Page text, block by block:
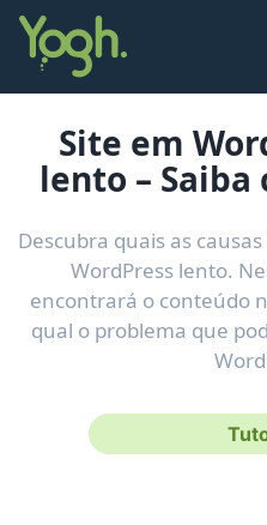
Site em
lento –
Descubra quais as
WordPress lento.
encontrará o conteúdo
qual o problema que